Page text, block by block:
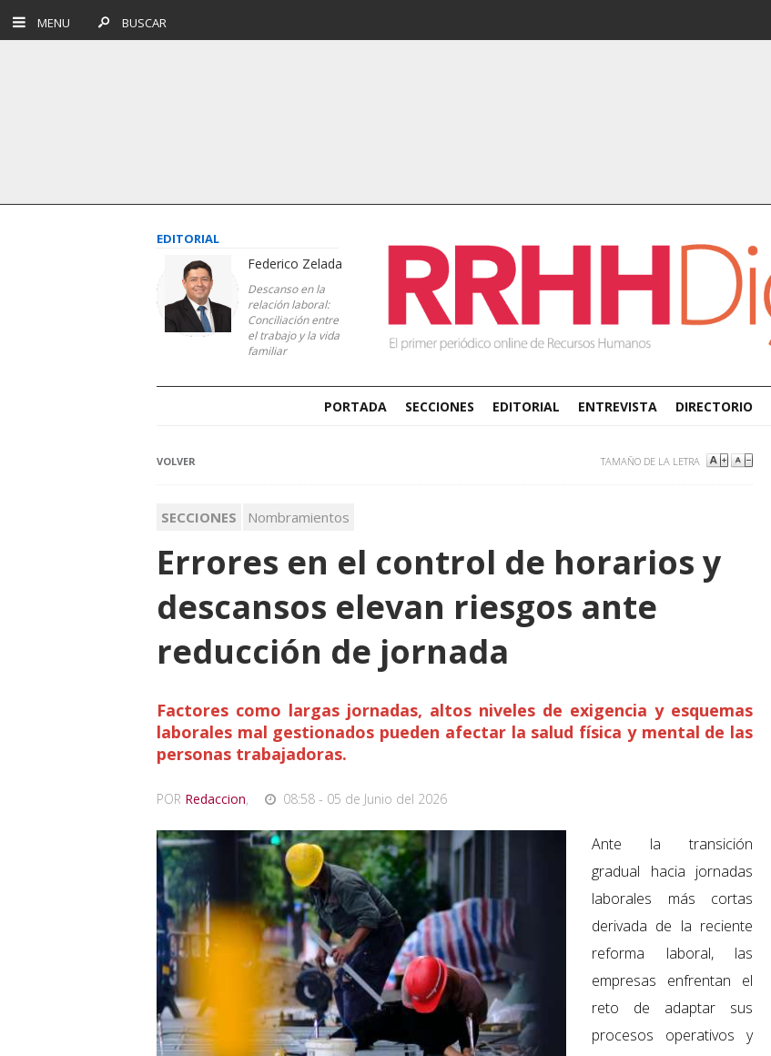
MENU BUSCAR
EDITORIAL
Federico Zelada
Descanso en la
relación laboral:
Conciliación entre
el trabajo y la vida
familiar
PORTADA SECCIONES EDITORIAL ENTREVISTA DIRECTORIO
VOLVER TAMAÑO DE LA LETRA
SECCIONES Nombramientos
Errores en el control de horarios y
descansos elevan riesgos ante
reducción de jornada
Factores como largas jornadas, altos niveles de exigencia y esquemas
laborales mal gestionados pueden afectar la salud física y mental de las
personas trabajadoras.
POR Redaccion, 08:58 - 05 de Junio del 2026
Ante la transición
gradual hacia jornadas
laborales más cortas
derivada de la reciente
reforma laboral, las
empresas enfrentan el
reto de adaptar sus
procesos operativos y